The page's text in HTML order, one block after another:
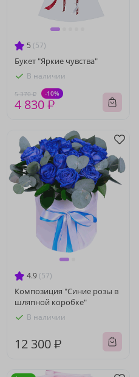
5 (57)
Букет "Яркие чувства"
В наличии
5 370 ₽ -10%
4 830 ₽
4.9 (57)
Композиция "Синие розы в
шляпной коробке"
В наличии
12 300 ₽